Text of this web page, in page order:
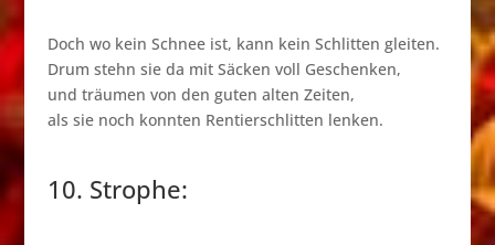
Doch wo kein Schnee ist, kann kein Schlitten gleiten.
Drum stehn sie da mit Säcken voll Geschenken,
und träumen von den guten alten Zeiten,
als sie noch konnten Rentierschlitten lenken.
10. Strophe: